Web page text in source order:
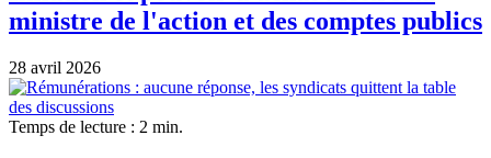
ministre de l'action et des comptes publics
28 avril 2026
Temps de lecture : 2 min.